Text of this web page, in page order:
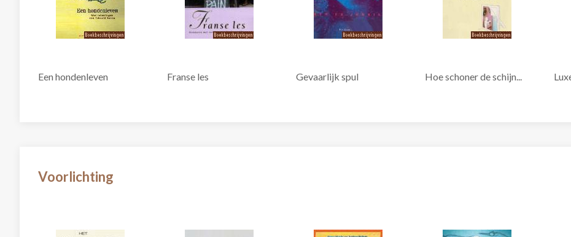
Een hondenleven Franse les Gevaarlijk spul Hoe schoner de schijn...
Voorlichting